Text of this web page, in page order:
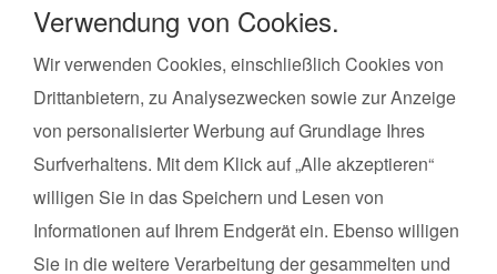
Kurse finden
in der Umgebung von
Eislingen
Land* Postleitzahl*
Kursart
Verwendung von Cookies.
Wir verwenden Cookies, einschließlich Cookies von
Drittanbietern, zu Analysezwecken sowie zur Anzeige
von personalisierter Werbung auf Grundlage Ihres
Surfverhaltens. Mit dem Klick auf „Alle akzeptieren“
willigen Sie in das Speichern und Lesen von
Informationen auf Ihrem Endgerät ein. Ebenso willigen
Sie in die weitere Verarbeitung der gesammelten und